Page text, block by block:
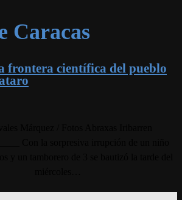
Caracas
frontera científica del pueblo